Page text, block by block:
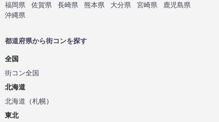
福岡県
佐賀県 長崎県 熊本県 大分県 宮崎県
鹿児島県
沖縄県
都道府県から街コンを探す
全国
街コン全国
北海道
北海道 （札幌）
東北